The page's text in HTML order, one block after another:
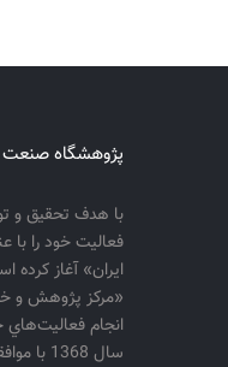
پژوهشگاه
فعاليت خود را
ايران» آغاز كرده
انجام
سال